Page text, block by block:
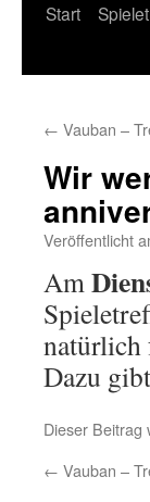
Start
← Vauban –
Wir
Veröffentlicht
Am
natürlich
Dazu
Dieser Beitrag
← Vauban –